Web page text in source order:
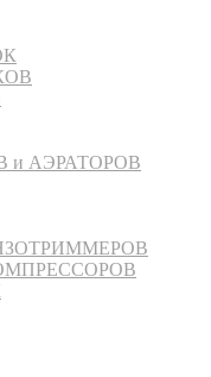
и АЭРАТОРОВ